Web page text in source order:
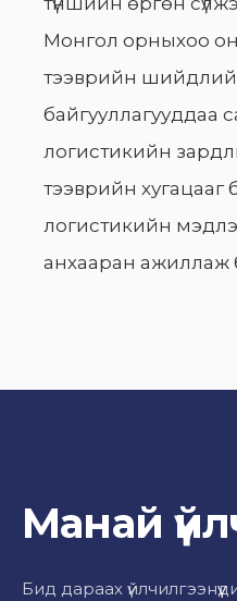
Монгол орныхоо
тээврийн
байгууллагууддаа
логистикийн
тээврийн хугацааг
логистикийн
анхааран ажиллаж
Манай
Бид дараах